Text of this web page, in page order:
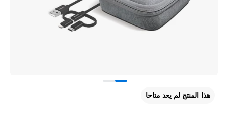
هذا المنتج لم يعد متاحا